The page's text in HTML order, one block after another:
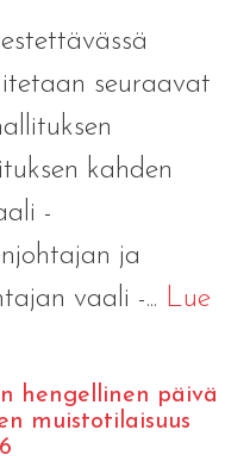
seuraavat
kahden
-
ja
vaali -... Lue
hengellinen päivä
muistotilaisuus